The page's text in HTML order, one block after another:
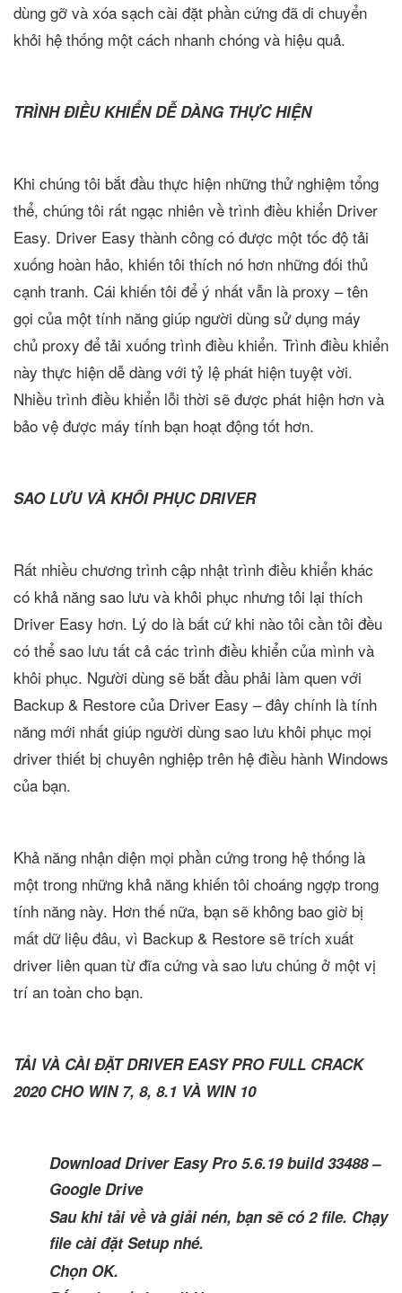
dùng gỡ và xóa sạch cài đặt phần cứng đã di chuyển
khỏi hệ thống một cách nhanh chóng và hiệu quả.
TRÌNH ĐIỀU KHIỂN DỄ DÀNG THỰC HIỆN
Khi chúng tôi bắt đầu thực hiện những thử nghiệm tổng
thể, chúng tôi rất ngạc nhiên về trình điều khiển Driver
Easy. Driver Easy thành công có được một tốc độ tải
xuống hoàn hảo, khiến tôi thích nó hơn những đối thủ
cạnh tranh. Cái khiến tôi để ý nhất vẫn là proxy – tên
gọi của một tính năng giúp người dùng sử dụng máy
chủ proxy để tải xuống trình điều khiển. Trình điều khiển
này thực hiện dễ dàng với tỷ lệ phát hiện tuyệt vời.
Nhiều trình điều khiển lỗi thời sẽ được phát hiện hơn và
bảo vệ được máy tính bạn hoạt động tốt hơn.
SAO LƯU VÀ KHÔI PHỤC DRIVER
Rất nhiều chương trình cập nhật trình điều khiển khác
có khả năng sao lưu và khôi phục nhưng tôi lại thích
Driver Easy hơn. Lý do là bất cứ khi nào tôi cần tôi đều
có thể sao lưu tất cả các trình điều khiển của mình và
khôi phục. Người dùng sẽ bắt đầu phải làm quen với
Backup & Restore của Driver Easy – đây chính là tính
năng mới nhất giúp người dùng sao lưu khôi phục mọi
driver thiết bị chuyên nghiệp trên hệ điều hành Windows
của bạn.
Khả năng nhận diện mọi phần cứng trong hệ thống là
một trong những khả năng khiến tôi choáng ngợp trong
tính năng này. Hơn thế nữa, bạn sẽ không bao giờ bị
mất dữ liệu đâu, vì Backup & Restore sẽ trích xuất
driver liên quan từ đĩa cứng và sao lưu chúng ở một vị
trí an toàn cho bạn.
TẢI VÀ CÀI ĐẶT DRIVER EASY PRO FULL CRACK
2020 CHO WIN 7, 8, 8.1 VÀ WIN 10
Download Driver Easy Pro 5.6.19 build 33488 –
Google Drive
Sau khi tải về và giải nén, bạn sẽ có 2 file. Chạy
file cài đặt Setup nhé.
Chọn OK.